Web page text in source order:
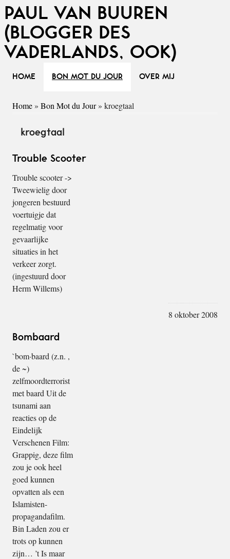
PAUL VAN BUUREN
(BLOGGER DES
VADERLANDS, OOK)
HOME BON MOT DU JOUR OVER MIJ
Home » Bon Mot du Jour» kroegtaal
kroegtaal
Trouble Scooter
Trouble scooter ->
Tweewielig door
jongeren bestuurd
voertuigje dat
regelmatig voor
gevaarlijke
situaties in het
verkeer zorgt.
(ingestuurd door
Herm Willems)
8 oktober 2008
Bombaard
`bom·baard (z.n. ,
de ~)
zelfmoordterrorist
met baard Uit de
tsunami aan
reacties op de
Eindelijk
Verschenen Film:
Grappig, deze film
zou je ook heel
goed kunnen
opvatten als een
Islamisten-
propagandafilm.
Bin Laden zou er
trots op kunnen
zijn… ’t Is maar